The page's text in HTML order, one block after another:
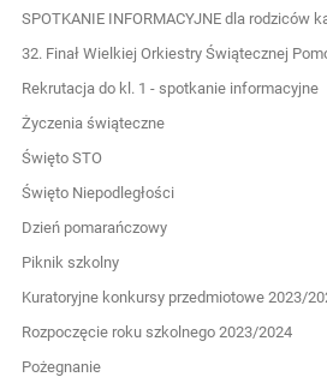
SPOTKANIE INFORMACYJNE dla rodziców
32. Finał Wielkiej Orkiestry Świątecznej
Rekrutacja do kl. 1 - spotkanie informacyjne
Życzenia świąteczne
Święto STO
Święto Niepodległości
Dzień pomarańczowy
Piknik szkolny
Kuratoryjne konkursy przedmiotowe 2023/
Rozpoczęcie roku szkolnego 2023/2024
Pożegnanie